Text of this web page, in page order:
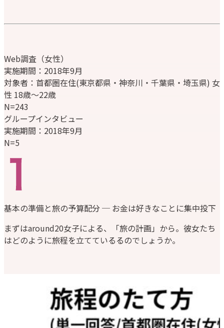
Web調査（女性）
実施期間：2018年9月
対象者：首都圏在住(東京都県・神奈川・千葉県・埼玉県) 女
性 18歳～22歳
N=243
グループインタビュー
実施期間：2018年9月
N=5
基本の準備と旅の予算配分 ─ お金は好きなことに集中投下
まずはaround20女子による、「旅の計画」から。彼女たち
はどのように旅程を立てているるのでしょうか。